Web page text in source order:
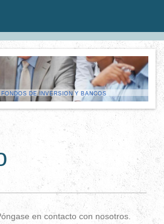
DE INVERSION Y BANCOS
en contacto con nosotros.